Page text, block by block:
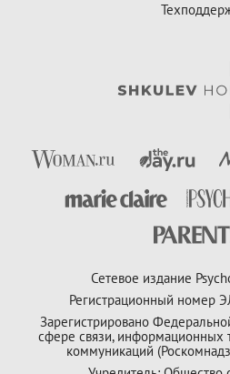
Сетевое издание
Регистрационный номер
Зарегистрировано
сфере связи, информационных
коммуникаций